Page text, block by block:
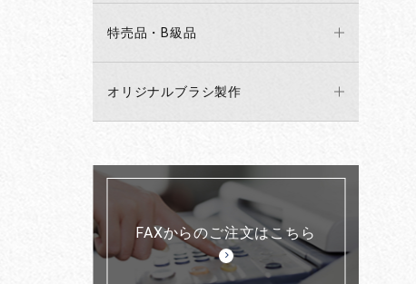
特売品・B級品
オリジナルブラシ製作
FAXからのご注文はこちら